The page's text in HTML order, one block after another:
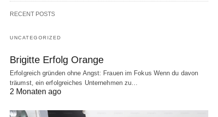
RECENT POSTS
UNCATEGORIZED
Brigitte Erfolg Orange
Erfolgreich gründen ohne Angst: Frauen im Fokus Wenn du davon
träumst, ein erfolgreiches Unternehmen zu…
2 Monaten ago